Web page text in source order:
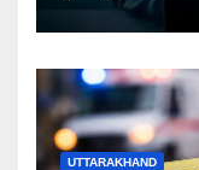
UTTARAKHAND